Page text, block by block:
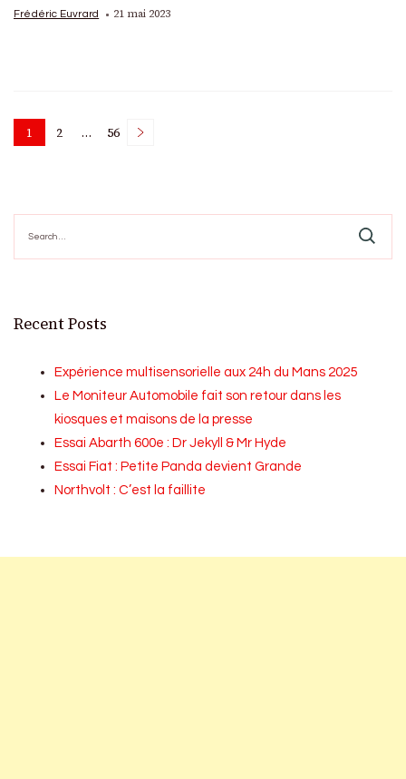
Frédéric Euvrard 21 mai 2023
Posts
Page
1 Page
2 … Page
56
for:
Recent Posts
Expérience multisensorielle aux 24h du Mans 2025
Le Moniteur Automobile fait son retour dans les
kiosques et maisons de la presse
Essai Abarth 600e : Dr Jekyll & Mr Hyde
Essai Fiat : Petite Panda devient Grande
Northvolt : C’est la faillite